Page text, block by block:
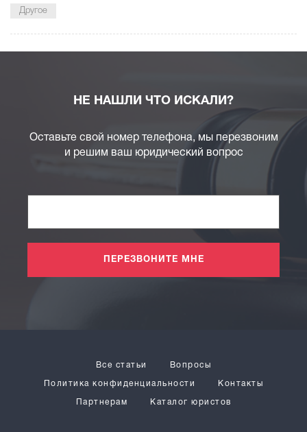
Другое
НЕ НАШЛИ ЧТО ИСКАЛИ?
Оставьте свой номер телефона, мы перезвоним
и решим ваш юридический вопрос
ПЕРЕЗВОНИТЕ МНЕ
Все статьи Вопросы
Политика конфиденциальности Контакты
Партнерам Каталог юристов